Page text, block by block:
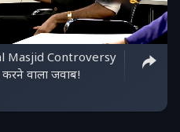
Masjid Controversy
वाला जवाब!